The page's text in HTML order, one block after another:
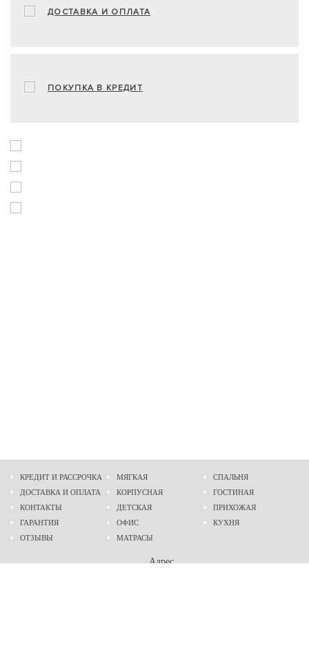
ДОСТАВКА И ОПЛАТА
ПОКУПКА В КРЕДИТ
КРЕДИТ И РАССРОЧКА
ДОСТАВКА И ОПЛАТА
КОНТАКТЫ
ГАРАНТИЯ
ОТЗЫВЫ
МЯГКАЯ
КОРПУСНАЯ
ДЕТСКАЯ
ОФИС
МАТРАСЫ
СПАЛЬНЯ
ГОСТИНАЯ
ПРИХОЖАЯ
КУХНЯ
Адрес